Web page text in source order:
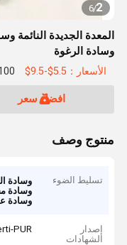
2
/
6
المعدة الجديدة النائمة
وسادة الرغوة
الأسعار：5.5$-9.5$
افضل سعر
منتوج وصف
تسليط الضوء وسادة
وسادة
وسادة
إصدار
الشهادات
PUR